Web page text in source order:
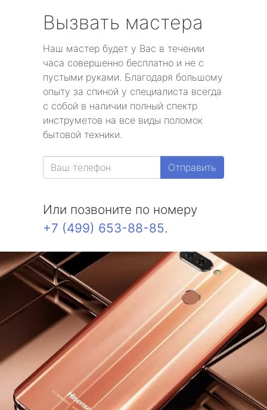
Вызвать мастера
Наш мастер будет у Вас в течении
часа совершенно бесплатно и не с
пустыми руками. Благодаря большому
опыту за спиной у специалиста всегда
с собой в наличии полный спектр
инструметов на все виды поломок
бытовой техники.
Отправить
Или позвоните по номеру
+7 (499) 653-88-85.